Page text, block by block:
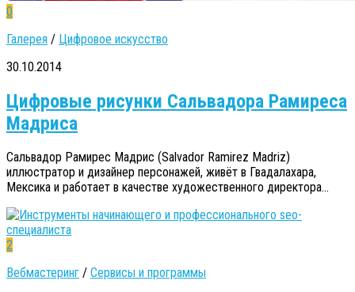
0
Галерея / Цифровое искусство
30.10.2014
Цифровые рисунки Сальвадора Рамиреса
Мадриса
Сальвадор Рамирес Мадрис (Salvador Ramirez Madriz)
иллюстратор и дизайнер персонажей, живёт в Гвадалахара,
Мексика и работает в качестве художественного директора...
2
Вебмастеринг / Сервисы и программы